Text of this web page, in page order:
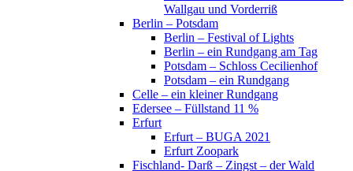
Wallgau und Vorderriß
Berlin – Potsdam
Berlin – Festival of Lights
Berlin – ein Rundgang am Tag
Potsdam – Schloss Cecilienhof
Potsdam – ein Rundgang
Celle – ein kleiner Rundgang
Edersee – Füllstand 11 %
Erfurt
Erfurt – BUGA 2021
Erfurt Zoopark
Fischland- Darß – Zingst – der Wald